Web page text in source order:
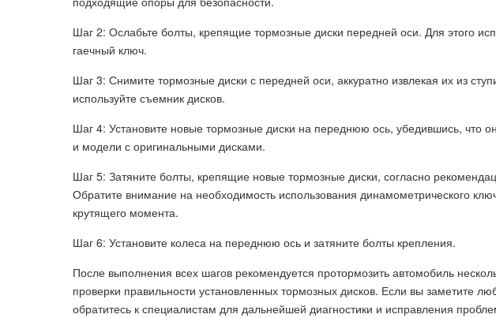
Шаг 2: Ослабьте болты, крепящие тормозные диски передней оси. Для этого
гаечный ключ.
Шаг 3: Снимите тормозные диски с передней оси, аккуратно извлекая их из
используйте съемник дисков.
Шаг 4: Установите новые тормозные диски на переднюю ось, убедившись, что
и модели с оригинальными дисками.
Шаг 5: Затяните болты, крепящие новые тормозные диски, согласно
Обратите внимание на необходимость использования динамометрического
крутящего момента.
Шаг 6: Установите колеса на переднюю ось и затяните болты крепления.
После выполнения всех шагов рекомендуется протормозить автомобиль
проверки правильности установленных тормозных дисков. Если вы заметите
обратитесь к специалистам для дальнейшей диагностики и исправления